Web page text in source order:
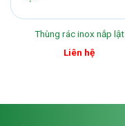
Thùng rác inox nắp lật
Liên hệ